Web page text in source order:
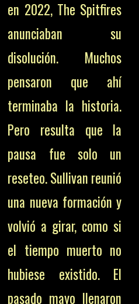
en 2022, The Spitfires
anunciaban su
disolución. Muchos
pensaron que ahí
terminaba la historia.
Pero resulta que la
pausa fue solo un
reseteo. Sullivan reunió
una nueva formación y
volvió a girar, como si
el tiempo muerto no
hubiese existido. El
pasado mayo llenaron